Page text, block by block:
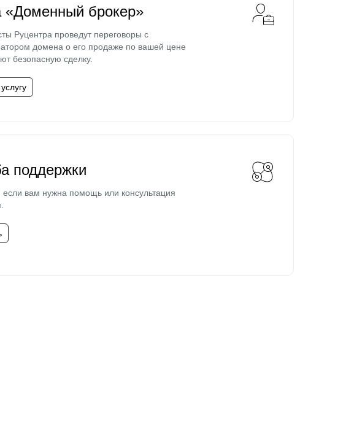
«Доменный брокер»
Руцентра проведут переговоры с
домена о его продаже по вашей цене
безопасную сделку.
поддержки
вам нужна помощь или консультация